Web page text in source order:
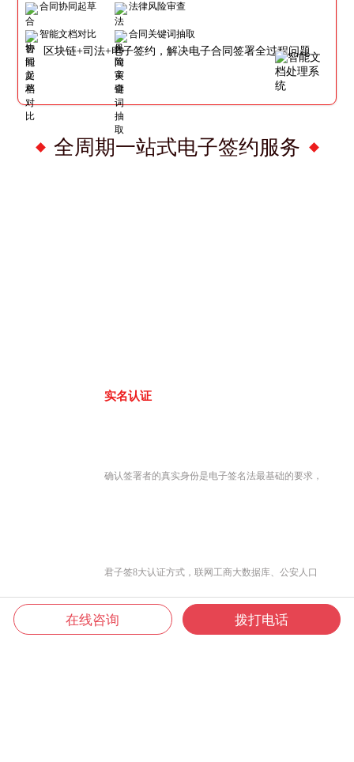
合同协同起草 法律风险审查
智能文档对比 合同关键词抽取
全周期一站式电子签约服务
区块链+司法+电子签约，解决电子合同签署全过程问题
实名认证
确认签署者的真实身份是电子签名法最基础的要求，
君子签8大认证方式，联网工商大数据库、公安人口
在线咨询 拨打电话